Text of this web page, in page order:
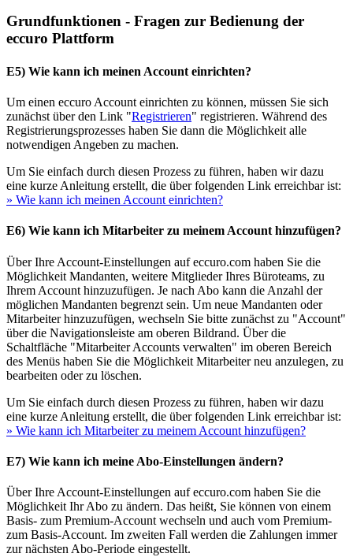
Grundfunktionen - Fragen zur Bedienung der
eccuro Plattform
E5) Wie kann ich meinen Account einrichten?
Um einen eccuro Account einrichten zu können, müssen Sie sich
zunächst über den Link "Registrieren" registrieren. Während des
Registrierungsprozesses haben Sie dann die Möglichkeit alle
notwendigen Angeben zu machen.
Um Sie einfach durch diesen Prozess zu führen, haben wir dazu
eine kurze Anleitung erstellt, die über folgenden Link erreichbar ist:
» Wie kann ich meinen Account einrichten?
E6) Wie kann ich Mitarbeiter zu meinem Account hinzufügen?
Über Ihre Account-Einstellungen auf eccuro.com haben Sie die
Möglichkeit Mandanten, weitere Mitglieder Ihres Büroteams, zu
Ihrem Account hinzuzufügen. Je nach Abo kann die Anzahl der
möglichen Mandanten begrenzt sein. Um neue Mandanten oder
Mitarbeiter hinzuzufügen, wechseln Sie bitte zunächst zu "Account"
über die Navigationsleiste am oberen Bildrand. Über die
Schaltfläche "Mitarbeiter Accounts verwalten" im oberen Bereich
des Menüs haben Sie die Möglichkeit Mitarbeiter neu anzulegen, zu
bearbeiten oder zu löschen.
Um Sie einfach durch diesen Prozess zu führen, haben wir dazu
eine kurze Anleitung erstellt, die über folgenden Link erreichbar ist:
» Wie kann ich Mitarbeiter zu meinem Account hinzufügen?
E7) Wie kann ich meine Abo-Einstellungen ändern?
Über Ihre Account-Einstellungen auf eccuro.com haben Sie die
Möglichkeit Ihr Abo zu ändern. Das heißt, Sie können von einem
Basis- zum Premium-Account wechseln und auch vom Premium-
zum Basis-Account. Im zweiten Fall werden die Zahlungen immer
zur nächsten Abo-Periode eingestellt.